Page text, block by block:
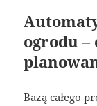
ogrodu –
Bazą całego